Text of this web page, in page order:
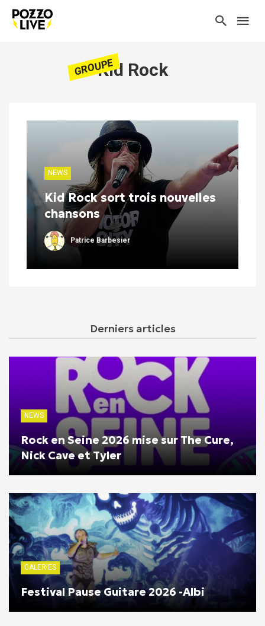
GROUPEKid Rock
NEWS
Kid Rock sort trois nouvelles
chansons
Patrice Barbesier
Derniers articles
NEWS
Rock en Seine 2026 mise sur The Cure,
Nick Cave et Tyler
GALERIES
Festival Pause Guitare 2026 -Albi